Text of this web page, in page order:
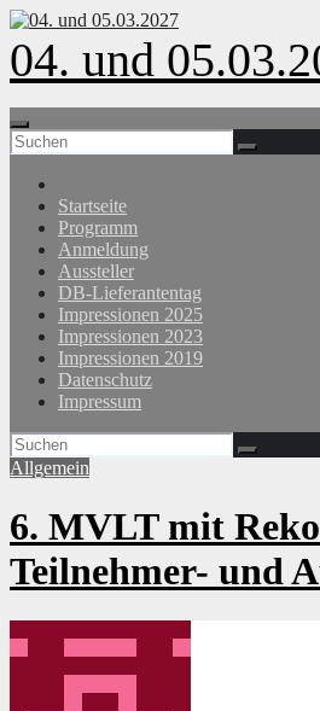
Zum
Inhalt
springen
04. und
Startseite
Programm
Anmeldung
Aussteller
DB-Lieferantentag
Impressionen 2025
Impressionen 2023
Impressionen 2019
Datenschutz
Impressum
Allgemein
6. MVLT mit
Teilnehmer- und